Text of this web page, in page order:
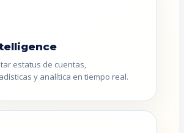
estatus de cuentas,
y analítica en tiempo real.